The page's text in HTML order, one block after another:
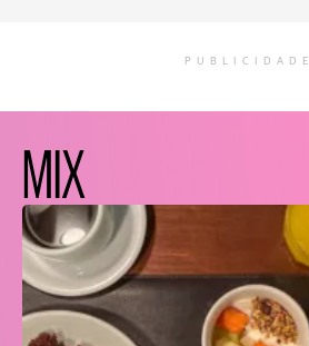
PUBLICIDADE
MIX